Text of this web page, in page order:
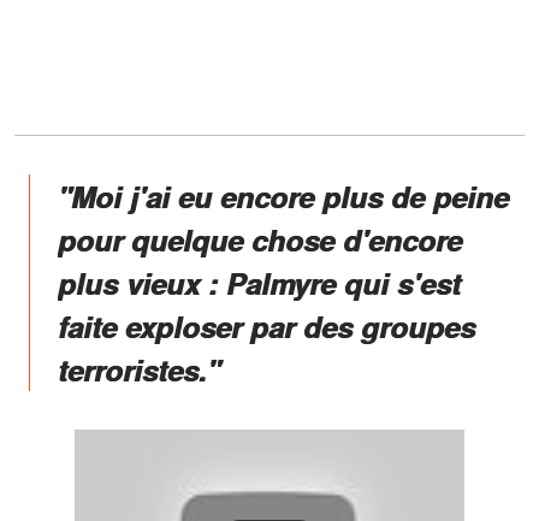
"Moi j'ai eu encore plus de peine
pour quelque chose d'encore
plus vieux : Palmyre qui s'est
faite exploser par des groupes
terroristes."